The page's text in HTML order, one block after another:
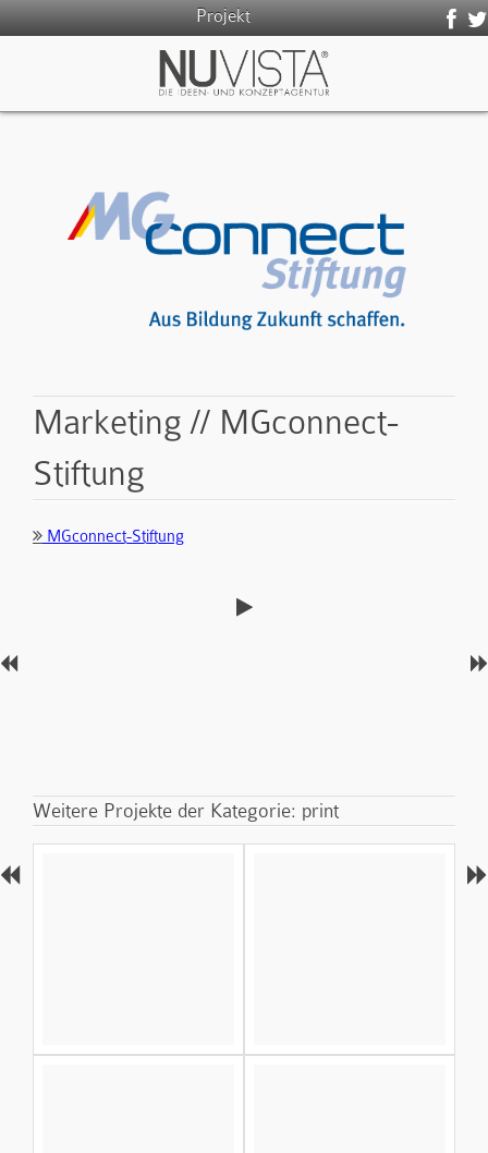
Projekt
Marketing // MGconnect-
Stiftung
MGconnect-Stiftung
Weitere Projekte der Kategorie: print